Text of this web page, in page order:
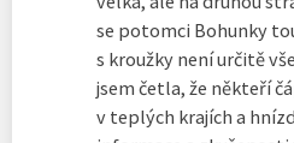
se potomci Bohunky
s kroužky není určitě
jsem četla, že někteří
v teplých krajích a